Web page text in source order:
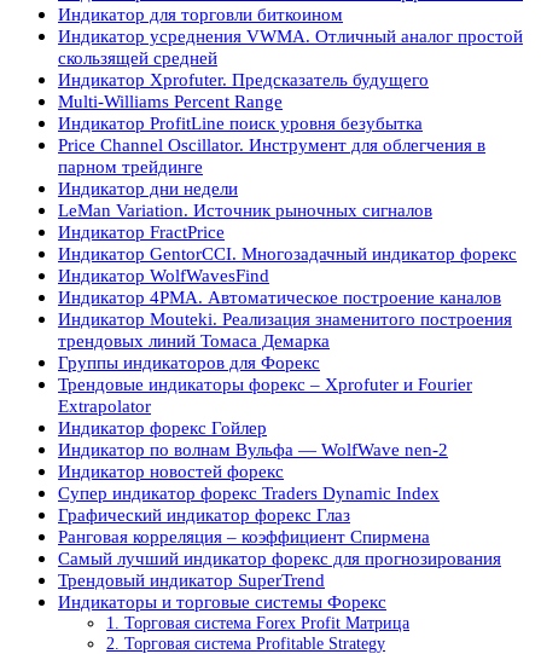
Индикатор для торговли биткоином
Индикатор усреднения VWMA. Отличный аналог простой
скользящей средней
Индикатор Xprofuter. Предсказатель будущего
Multi-Williams Percent Range
Индикатор ProfitLine поиск уровня безубытка
Price Channel Oscillator. Инструмент для облегчения в
парном трейдинге
Индикатор дни недели
LeMan Variation. Источник рыночных сигналов
Индикатор FractPrice
Индикатор GentorCCI. Многозадачный индикатор форекс
Индикатор WolfWavesFind
Индикатор 4PMA. Автоматическое построение каналов
Индикатор Mouteki. Реализация знаменитого построения
трендовых линий Томаса Демарка
Группы индикаторов для Форекс
Трендовые индикаторы форекс – Xprofuter и Fourier
Extrapolator
Индикатор форекс Гойлер
Индикатор по волнам Вульфа — WolfWave nen-2
Индикатор новостей форекс
Супер индикатор форекс Traders Dynamic Index
Графический индикатор форекс Глаз
Ранговая корреляция – коэффициент Спирмена
Самый лучший индикатор форекс для прогнозирования
Трендовый индикатор SuperTrend
Индикаторы и торговые системы Форекс
1. Торговая система Forex Profit Матрица
2. Торговая система Profitable Strategy